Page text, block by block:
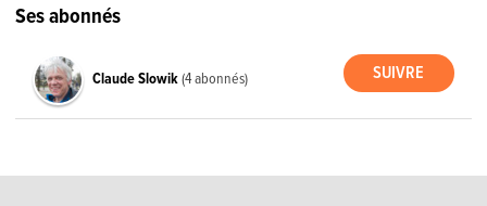
Ses abonnés
Claude Slowik(4 abonnés)